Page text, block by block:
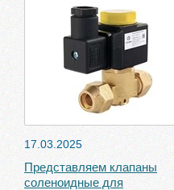
17.03.2025
Представляем клапаны
соленоидные для